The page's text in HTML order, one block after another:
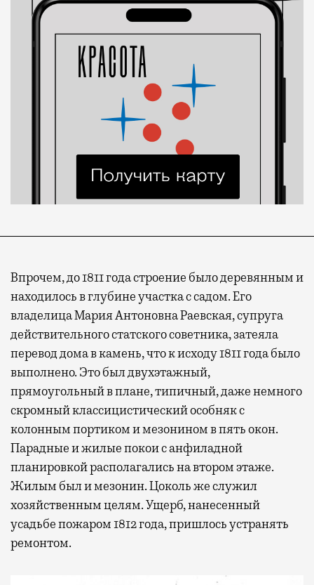
Впрочем, до 1811 года строение было деревянным и
находилось в глубине участка с садом. Его
владелица Мария Антоновна Раевская, супруга
действительного статского советника, затеяла
перевод дома в камень, что к исходу 1811 года было
выполнено. Это был двухэтажный,
прямоугольный в плане, типичный, даже немного
скромный классицистический особняк с
колонным портиком и мезонином в пять окон.
Парадные и жилые покои с анфиладной
планировкой располагались на втором этаже.
Жилым был и мезонин. Цоколь же служил
хозяйственным целям. Ущерб, нанесенный
усадьбе пожаром 1812 года, пришлось устранять
ремонтом.